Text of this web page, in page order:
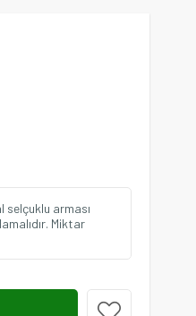
arması
Miktar